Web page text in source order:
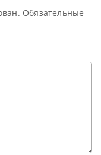
Обязательные